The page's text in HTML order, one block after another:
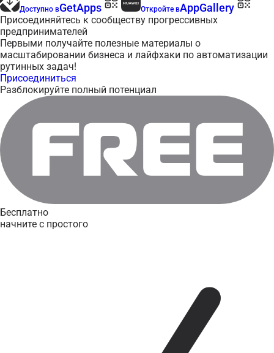
Доступно вGetApps Откройте вAppGallery
Присоединяйтесь к сообществу прогрессивных
предпринимателей
Первыми получайте полезные материалы о
масштабировании бизнеса и лайфхаки по автоматизации
рутинных задач!
Присоединиться
Разблокируйте полный потенциал
Бесплатно
начните с простого